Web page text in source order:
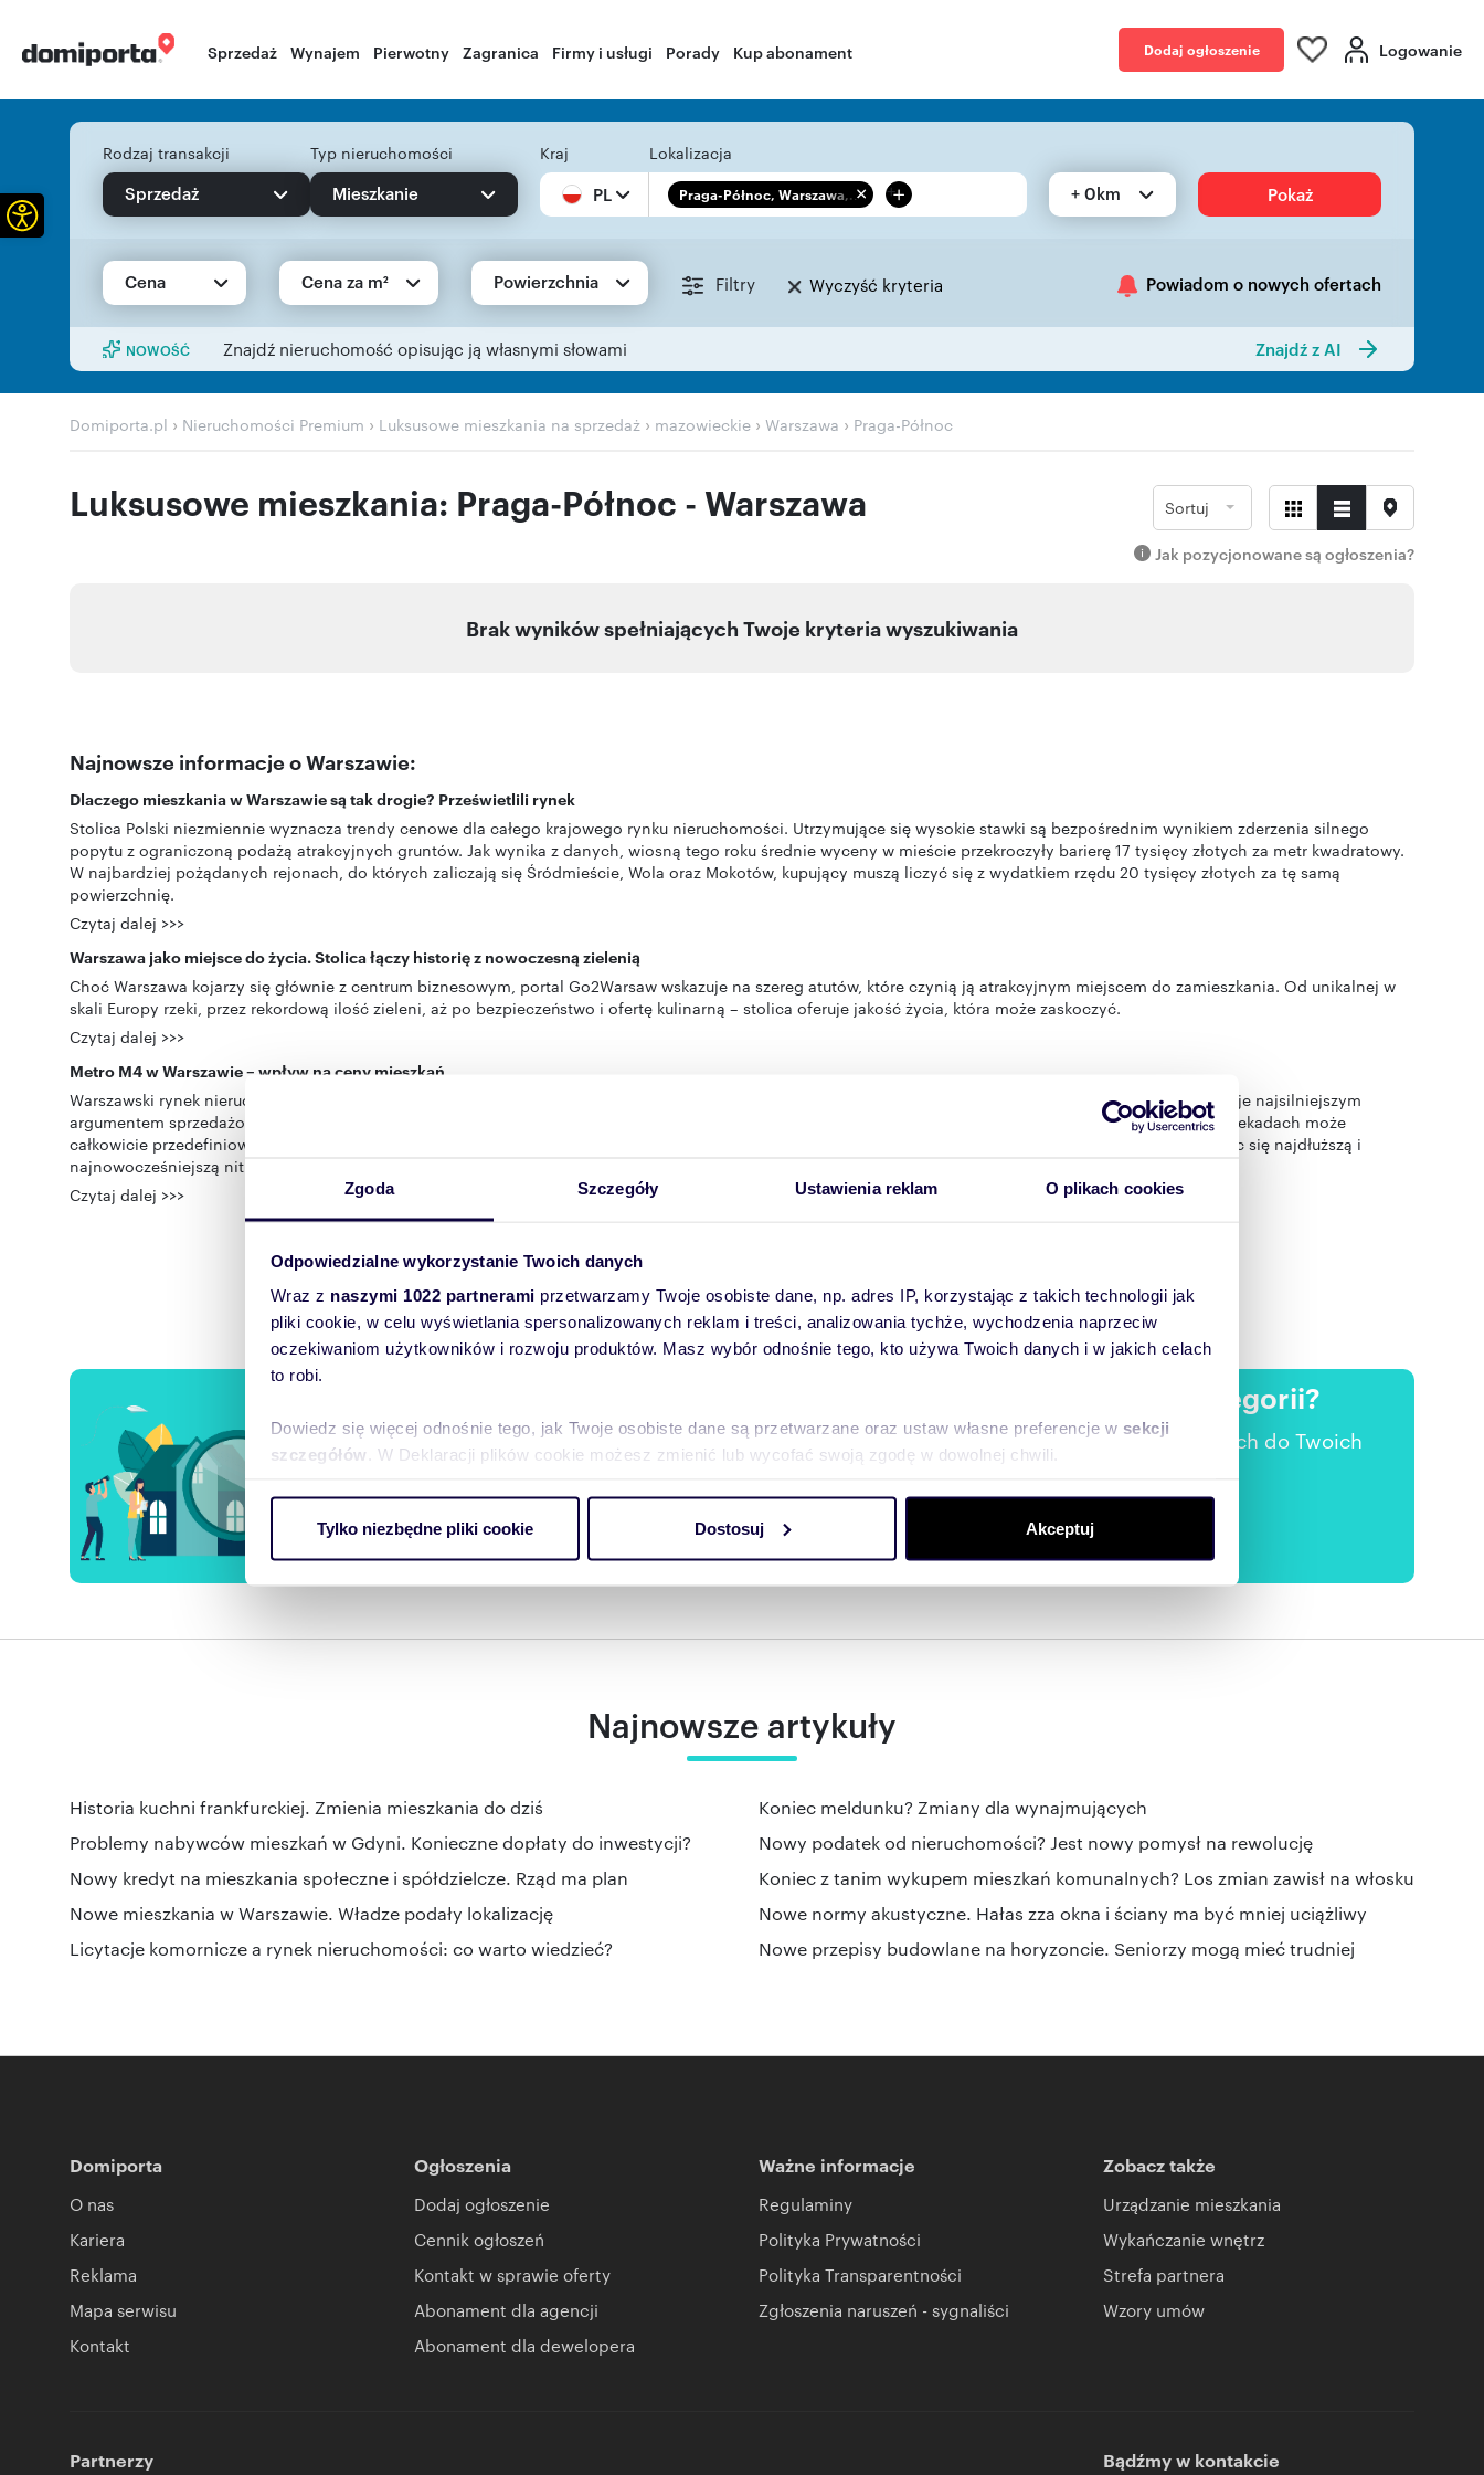
Zgoda Szczegóły Ustawienia reklam O plikach cookies
Odpowiedzialne wykorzystanie Twoich danych
Wraz z naszymi 1022 partnerami przetwarzamy Twoje osobiste dane, np. adres IP, korzystając z takich technologii jak
pliki cookie, w celu wyświetlania spersonalizowanych reklam i treści, analizowania tychże, wychodzenia naprzeciw
oczekiwaniom użytkowników i rozwoju produktów. Masz wybór odnośnie tego, kto używa Twoich danych i w jakich celach
to robi.
Dowiedz się więcej odnośnie tego, jak Twoje osobiste dane są przetwarzane oraz ustaw własne preferencje w sekcji
szczegółów . W Deklaracji plików cookie możesz zmienić lub wycofać swoją zgodę w dowolnej chwili.
ruch w naszej witrynie. Informacje o tym, jak korzystasz z naszej witryny, udostępniamy partnerom społecznościowym,
reklamowym i analitycznym. Partnerzy mogą połączyć te informacje z innymi danymi otrzymanymi od Ciebie lub
uzyskanymi podczas korzystania z ich usług.
Tylko niezbędne pliki cookie Dostosuj Akceptuj
Sprzedaż Wynajem Pierwotny Zagranica Firmy i usługi Porady Kup abonament Dodaj ogłoszenie Logowanie
Rodzaj transakcji
Sprzedaż
Typ nieruchomości
Mieszkanie
Kraj
PL
Lokalizacja
Praga-Północ, Warszawa,... + + 0km Pokaż
Cena Cena za m² Powierzchnia Filtry Wyczyść kryteria Powiadom o nowych ofertach
NOWOŚĆ Znajdź nieruchomość opisując ją własnymi słowami Znajdź z AI
Domiporta.pl › Nieruchomości Premium › Luksusowe mieszkania na sprzedaż › mazowieckie › Warszawa › Praga-Północ
Luksusowe mieszkania: Praga-Północ - Warszawa Sortuj
Jak pozycjonowane są ogłoszenia?
Brak wyników spełniających Twoje kryteria wyszukiwania
Najnowsze informacje o Warszawie:
Dlaczego mieszkania w Warszawie są tak drogie? Prześwietlili rynek
Stolica Polski niezmiennie wyznacza trendy cenowe dla całego krajowego rynku nieruchomości. Utrzymujące się wysokie stawki są bezpośrednim wynikiem zderzenia silnego
popytu z ograniczoną podażą atrakcyjnych gruntów. Jak wynika z danych, wiosną tego roku średnie wyceny w mieście przekroczyły barierę 17 tysięcy złotych za metr kwadratowy.
W najbardziej pożądanych rejonach, do których zaliczają się Śródmieście, Wola oraz Mokotów, kupujący muszą liczyć się z wydatkiem rzędu 20 tysięcy złotych za tę samą
powierzchnię.
Czytaj dalej >>>
Warszawa jako miejsce do życia. Stolica łączy historię z nowoczesną zielenią
Choć Warszawa kojarzy się głównie z centrum biznesowym, portal Go2Warsaw wskazuje na szereg atutów, które czynią ją atrakcyjnym miejscem do zamieszkania. Od unikalnej w
skali Europy rzeki, przez rekordową ilość zieleni, aż po bezpieczeństwo i ofertę kulinarną – stolica oferuje jakość życia, która może zaskoczyć.
Czytaj dalej >>>
Metro M4 w Warszawie – wpływ na ceny mieszkań
Warszawski rynek nieruchomości od lat reaguje na rozwój infrastruktury transportowej z ogromnym entuzjazmem, a bliskość stacji podziemnej kolei pozostaje najsilniejszym
argumentem sprzedażowym. Podczas niedawnej prezentacji założeń nowej linii metra M4, prezydent Rafał Trzaskowski nakreślił wizję, która w najbliższych dekadach może
całkowicie przedefiniować pojęcie atrakcyjnej lokalizacji w stolicy. Planowana trasa o długości ponad 26 kilometrów ma połączyć aż dziewięć dzielnic, stając się najdłuższą i
najnowocześniejszą nitką w całym systemie komunikacyjnym miasta.
Czytaj dalej >>>
Pomocne linki
Chcesz otrzymać powiadomienia o nowych ofertach w tej kategorii?
Zostaw swój adres e-mail, a my wyślemy Ci powiadomienie o nowych ofertach pasujących do Twoich
Powiadom o nowych ofertach
Najnowsze artykuły
Historia kuchni frankfurckiej. Zmienia mieszkania do dziś
Koniec meldunku? Zmiany dla wynajmujących
Problemy nabywców mieszkań w Gdyni. Konieczne dopłaty do inwestycji?
Nowy podatek od nieruchomości? Jest nowy pomysł na rewolucję
Nowy kredyt na mieszkania społeczne i spółdzielcze. Rząd ma plan
Koniec z tanim wykupem mieszkań komunalnych? Los zmian zawisł na włosku
Nowe mieszkania w Warszawie. Władze podały lokalizację
Nowe normy akustyczne. Hałas zza okna i ściany ma być mniej uciążliwy
Licytacje komornicze a rynek nieruchomości: co warto wiedzieć?
Nowe przepisy budowlane na horyzoncie. Seniorzy mogą mieć trudniej
Domiporta
O nas
Kariera
Reklama
Mapa serwisu
Kontakt
Ogłoszenia
Dodaj ogłoszenie
Cennik ogłoszeń
Kontakt w sprawie oferty
Abonament dla agencji
Abonament dla dewelopera
Ważne informacje
Regulaminy
Polityka Prywatności
Polityka Transparentności
Zgłoszenia naruszeń - sygnaliści
Zobacz także
Urządzanie mieszkania
Wykańczanie wnętrz
Strefa partnera
Wzory umów
Partnerzy Bądźmy w kontakcie
Otwórz pasek narzędzi